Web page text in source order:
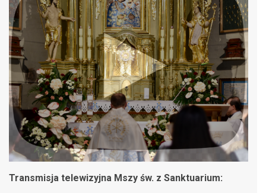
Transmisja telewizyjna Mszy św. z Sanktuarium: